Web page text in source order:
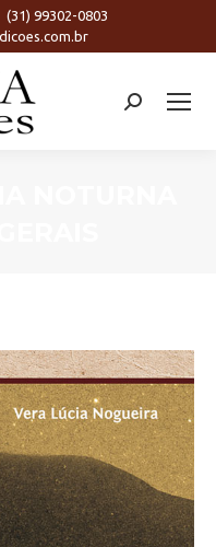
(31) 99302-0803
Search: